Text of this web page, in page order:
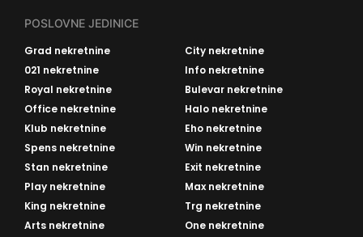
POSLOVNE JEDINICE
Grad nekretnine
City nekretnine
021 nekretnine
Info nekretnine
Royal nekretnine
Bulevar nekretnine
Office nekretnine
Halo nekretnine
Klub nekretnine
Eho nekretnine
Spens nekretnine
Win nekretnine
Stan nekretnine
Exit nekretnine
Play nekretnine
Max nekretnine
King nekretnine
Trg nekretnine
Arts nekretnine
One nekretnine